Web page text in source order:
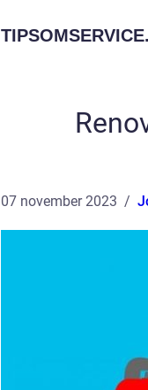
TIPSOMSERVICE.
07 november 2023